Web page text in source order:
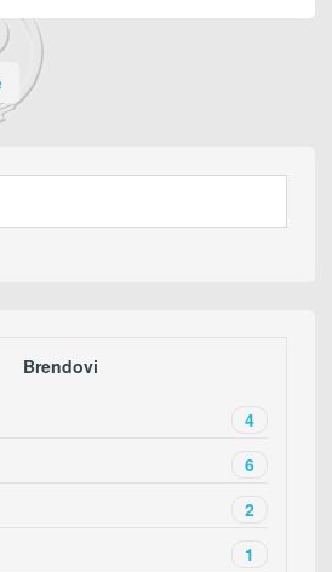
Brendovi
4
6
2
1